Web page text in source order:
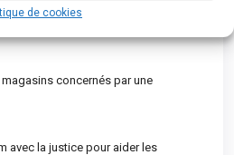
de cookies
de Tournai reste, quant à lui,
concernés par une
avec la justice pour aider les